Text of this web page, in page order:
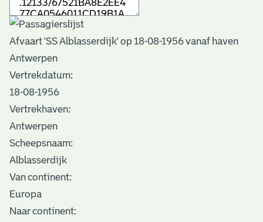
Afvaart 'SS Alblasserdijk' op 18-08-1956 vanaf haven
Antwerpen
Vertrekdatum:
18-08-1956
Vertrekhaven:
Antwerpen
Scheepsnaam:
Alblasserdijk
Van continent:
Europa
Naar continent: